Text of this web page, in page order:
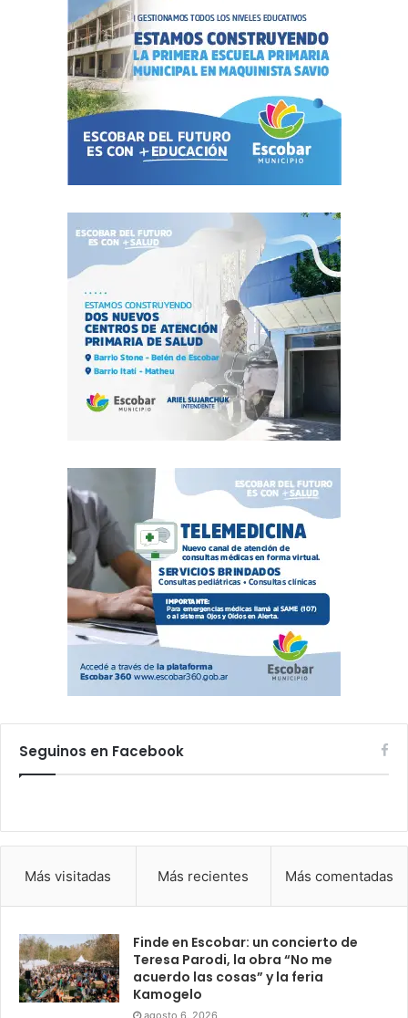
Seguinos en Facebook
Más visitadas Más recientes Más comentadas
Finde en Escobar: un concierto de
Teresa Parodi, la obra “No me
acuerdo las cosas” y la feria
Kamogelo